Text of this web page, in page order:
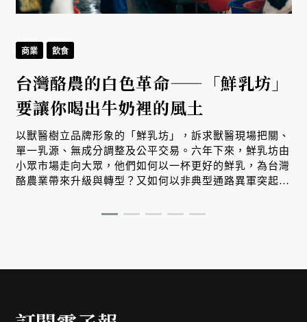
商業 飲食
台灣酪農的白色革命——「鮮乳坊」
要讓你喝出牛奶裡的風土
以獸醫樹立品牌形象的「鮮乳坊」，訴求獸醫現場把關、
單一乳源、無成分調整及公平交易。六年下來，鮮乳坊由
小眾市場走向大眾，他們如何以一杯更好的鮮乳，為台灣
酪農業帶來升級與轉型？又如何以非典型通路異軍突起，